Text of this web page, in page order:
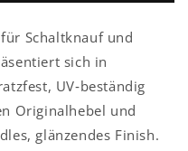
Schaltknauf und
sich in
UV‑beständig
Originalhebel und
glänzendes Finish.